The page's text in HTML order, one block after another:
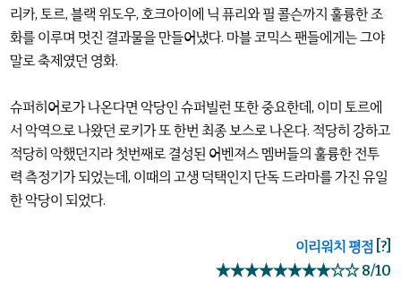
리카, 토르, 블랙 위도우, 호크아이에 닉 퓨리와 필 콜슨까지 훌륭한 조
화를 이루며 멋진 결과물을 만들어냈다. 마블 코믹스 팬들에게는 그야
말로 축제였던 영화.
슈퍼히어로가 나온다면 악당인 슈퍼빌런 또한 중요한데, 이미 토르에
서 악역으로 나왔던 로키가 또 한번 최종 보스로 나온다. 적당히 강하고
적당히 악했던지라 첫번째로 결성된 어벤져스 멤버들의 훌륭한 전투
력 측정기가 되었는데, 이때의 고생 덕택인지 단독 드라마를 가진 유일
한 악당이 되었다.
이리워치 평점 [?]
★★★★★★★★☆☆ 8/10